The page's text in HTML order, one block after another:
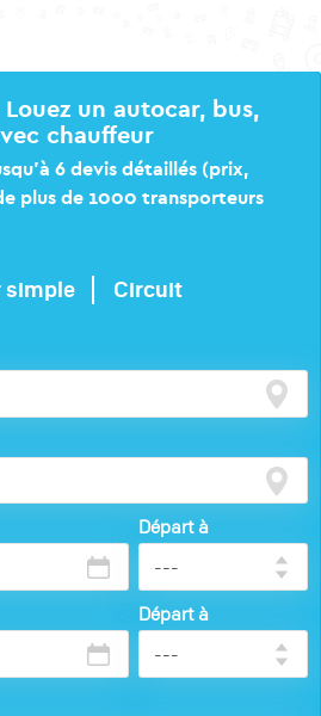
un autocar, bus,
chauffeur
6 devis détaillés (prix,
plus de 1000 transporteurs
simple Circuit
Départ à
Départ à